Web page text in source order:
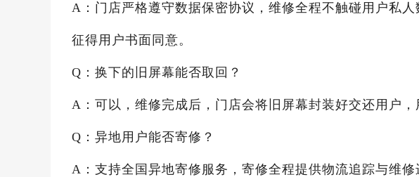
A：门店严格遵守数据保密协议，维修全程不触碰用户私
征得用户书面同意。
Q：换下的旧屏幕能否取回？
A：可以，维修完成后，门店会将旧屏幕封装好交还用户，
Q：异地用户能否寄修？
A：支持全国异地寄修服务，寄修全程提供物流追踪与维